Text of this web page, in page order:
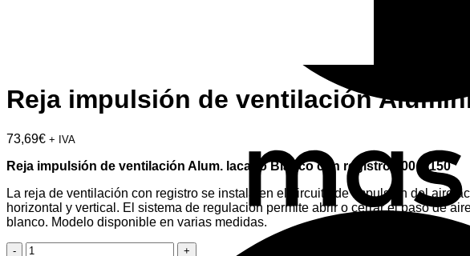
Reja impulsión de ventilación
73,69€ + IVA
Reja impulsión de ventilación Alum. lacado Blanco con registro 600 x 150
La reja de ventilación con registro se instala en el circuito de impulsión del aire
horizontal y vertical. El sistema de regulación permite abrir o cerrar el paso de
blanco. Modelo disponible en varias medidas.
Reja